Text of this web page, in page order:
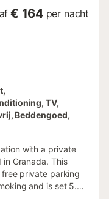
€ 164 per nacht
TV,
Beddengoed,
with a private
Granada. This
private parking
and is set 5.7